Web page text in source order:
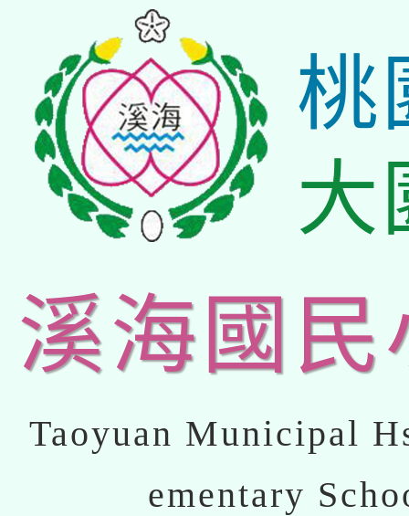
桃
大
溪海國民
Taoyuan Municipal
ementary